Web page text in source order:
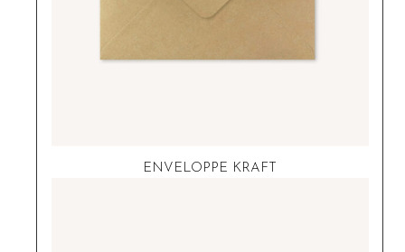
ENVELOPPE KRAFT